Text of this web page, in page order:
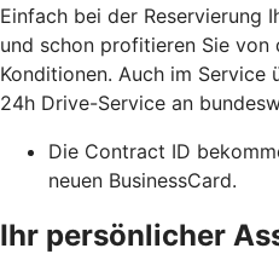
Einfach bei der Reservierung
und schon profitieren Sie
Konditionen. Auch im
24h Drive-Service an
Die Contract ID
neuen BusinessCard.
Ihr persönlicher